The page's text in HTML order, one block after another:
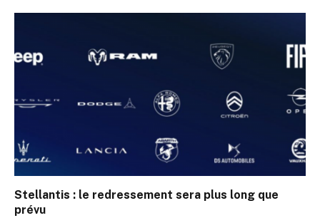
Stellantis : le redressement sera plus long que
prévu